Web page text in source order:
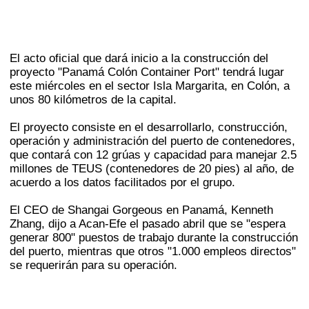
El acto oficial que dará inicio a la construcción del
proyecto "Panamá Colón Container Port" tendrá lugar
este miércoles en el sector Isla Margarita, en Colón, a
unos 80 kilómetros de la capital.
El proyecto consiste en el desarrollarlo, construcción,
operación y administración del puerto de contenedores,
que contará con 12 grúas y capacidad para manejar 2.5
millones de TEUS (contenedores de 20 pies) al año, de
acuerdo a los datos facilitados por el grupo.
El CEO de Shangai Gorgeous en Panamá, Kenneth
Zhang, dijo a Acan-Efe el pasado abril que se "espera
generar 800" puestos de trabajo durante la construcción
del puerto, mientras que otros "1.000 empleos directos"
se requerirán para su operación.